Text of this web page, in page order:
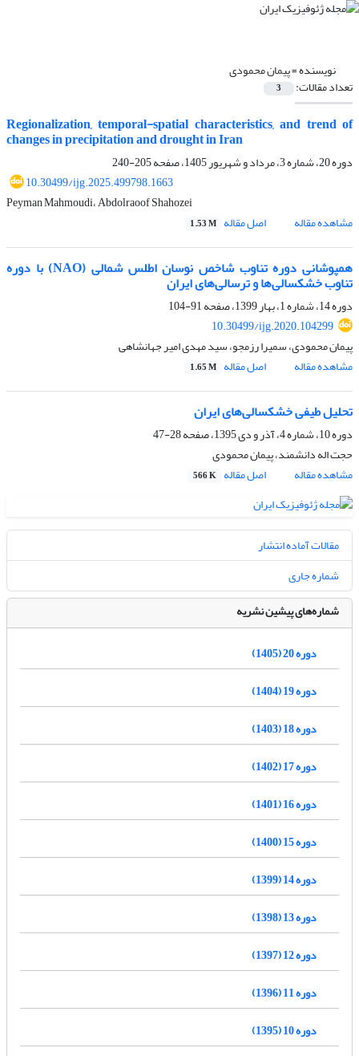
نویسنده =پیمان محمودی
تعداد مقالات: 3
Regionalization, temporal-spatial characteristics, and trend of
changes in precipitation and drought in Iran
دوره 20، شماره 3، مرداد و شهریور 1405، صفحه
205-240
10.30499/ijg.2025.499798.1663
Peyman Mahmoudi، Abdolraoof Shahozei
مشاهده مقاله
اصل مقاله 1.53 M
همپوشانی دوره تناوب شاخص نوسان اطلس شمالی (NAO) با دوره
تناوب خشکسالی‌ها و ترسالی‌های ایران
دوره 14، شماره 1، بهار 1399، صفحه
91-104
10.30499/ijg.2020.104299
پیمان محمودی، سمیرا رزمجو، سید مهدی امیر جهانشاهی
مشاهده مقاله
اصل مقاله 1.65 M
تحلیل طیفی خشکسالی‌های ایران
دوره 10، شماره 4، آذر و دی 1395، صفحه
28-47
حجت اله دانشمند، پیمان محمودی
مشاهده مقاله
اصل مقاله 566 K
مقالات آماده انتشار
شماره جاری
شماره‌های پیشین نشریه
دوره 20 (1405)
دوره 19 (1404)
دوره 18 (1403)
دوره 17 (1402)
دوره 16 (1401)
دوره 15 (1400)
دوره 14 (1399)
دوره 13 (1398)
دوره 12 (1397)
دوره 11 (1396)
دوره 10 (1395)